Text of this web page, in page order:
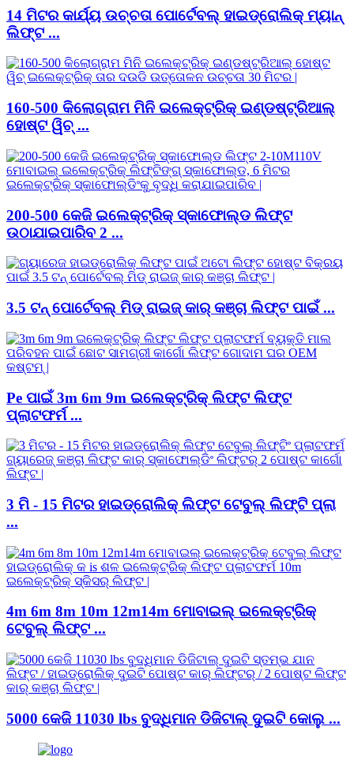
14 ମିଟର କାର୍ଯ୍ୟ ଉଚ୍ଚତା ପୋର୍ଟେବଲ୍ ହାଇଡ୍ରୋଲିକ୍ ମ୍ୟାନ୍
ଲିଫ୍ଟ ...
160-500 କିଲୋଗ୍ରାମ ମିନି ଇଲେକ୍ଟ୍ରିକ୍ ଇଣ୍ଡଷ୍ଟ୍ରିଆଲ୍
ହୋଷ୍ଟ ୱିଚ୍ ...
200-500 କେଜି ଇଲେକ୍ଟ୍ରିକ୍ ସ୍କାଫୋଲ୍ଡ ଲିଫ୍ଟ
ଉଠାଯାଇପାରିବ 2 ...
3.5 ଟନ୍ ପୋର୍ଟେବଲ୍ ମିଡ୍ ରାଇଜ୍ କାର୍ କଞ୍ଚା ଲିଫ୍ଟ ପାଇଁ ...
Pe ପାଇଁ 3m 6m 9m ଇଲେକ୍ଟ୍ରିକ୍ ଲିଫ୍ଟ ଲିଫ୍ଟ
ପ୍ଲାଟଫର୍ମ ...
3 ମି - 15 ମିଟର ହାଇଡ୍ରୋଲିକ୍ ଲିଫ୍ଟ ଟେବୁଲ୍ ଲିଫ୍ଟି ପ୍ଲା
...
4m 6m 8m 10m 12m14m ମୋବାଇଲ୍ ଇଲେକ୍ଟ୍ରିକ୍
ଟେବୁଲ୍ ଲିଫ୍ଟ ...
5000 କେଜି 11030 lbs ବୁଦ୍ଧିମାନ ଡିଜିଟାଲ୍ ଦୁଇଟି କୋଲୁ ...